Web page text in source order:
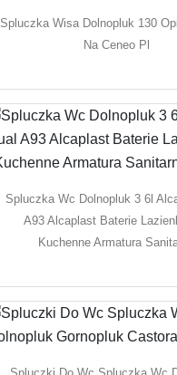
Spluczka Wisa Dolnopluk 130
Na Ceneo Pl
Spluczka Wc Dolnopluk 3 6l
A93 Alcaplast Baterie
Kuchenne Armatura